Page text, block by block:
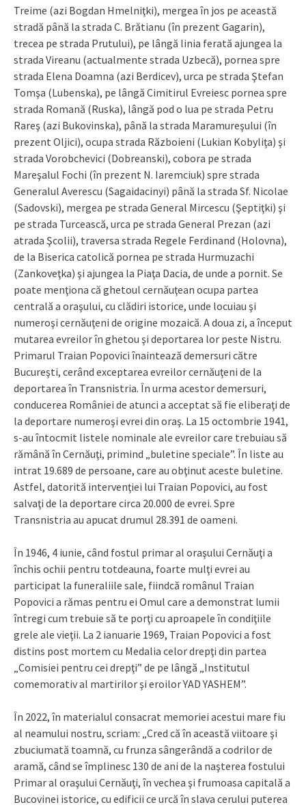
Treime (azi Bogdan Hmelniţki), mergea în jos pe această
stradă până la strada C. Brătianu (în prezent Gagarin),
trecea pe strada Prutului), pe lângă linia ferată ajungea la
strada Vireanu (actualmente strada Uzbecă), pornea spre
strada Elena Doamna (azi Berdicev), urca pe strada Ştefan
Tomşa (Lubenska), pe lângă Cimitirul Evreiesc pornea spre
strada Romană (Ruska), lângă pod o lua pe strada Petru
Rareş (azi Bukovinska), până la strada Maramureşului (în
prezent Oljici), ocupa strada Războieni (Lukian Kobyliţa) şi
strada Vorobchevici (Dobreanski), cobora pe strada
Mareşalul Fochi (în prezent N. Iaremciuk) spre strada
Generalul Averescu (Sagaidacinyi) până la strada Sf. Nicolae
(Sadovski), mergea pe strada General Mircescu (Şeptiţki) şi
pe strada Turcească, urca pe strada General Prezan (azi
atrada Şcolii), traversa strada Regele Ferdinand (Holovna),
de la Biserica catolică pornea pe strada Hurmuzachi
(Zankoveţka) şi ajungea la Piaţa Dacia, de unde a pornit. Se
poate menţiona că ghetoul cernăuţean ocupa partea
centrală a oraşului, cu clădiri istorice, unde locuiau şi
numeroşi cernăuţeni de origine mozaică. A doua zi, a început
mutarea evreilor în ghetou şi deportarea lor peste Nistru.
Primarul Traian Popovici înaintează demersuri către
Bucureşti, cerând exceptarea evreilor cernăuţeni de la
deportarea în Transnistria. În urma acestor demersuri,
conducerea României de atunci a acceptat să fie eliberaţi de
la deportare numeroşi evrei din oraş. La 15 octombrie 1941,
s-au întocmit listele nominale ale evreilor care trebuiau să
rămână în Cernăuţi, primind „buletine speciale”. În liste au
intrat 19.689 de persoane, care au obţinut aceste buletine.
Astfel, datorită intervenţiei lui Traian Popovici, au fost
salvaţi de la deportare circa 20.000 de evrei. Spre
Transnistria au apucat drumul 28.391 de oameni.
În 1946, 4 iunie, când fostul primar al oraşului Cernăuţi a
închis ochii pentru totdeauna, foarte mulţi evrei au
participat la funeraliile sale, fiindcă românul Traian
Popovici a rămas pentru ei Omul care a demonstrat lumii
întregi cum trebuie să te porţi cu aproapele în condiţiile
grele ale vieţii. La 2 ianuarie 1969, Traian Popovici a fost
distins post mortem cu Medalia celor drepţi din partea
„Comisiei pentru cei drepţi” de pe lângă „Institutul
comemorativ al martirilor şi eroilor YAD YASHEM”.
În 2022, în materialul consacrat memoriei acestui mare fiu
al neamului nostru, scriam: „Cred că în această viitoare şi
zbuciumată toamnă, cu frunza sângerândă a codrilor de
aramă, când se împlinesc 130 de ani de la naşterea fostului
Primar al oraşului Cernăuţi, în vechea şi frumoasa capitală a
Bucovinei istorice, cu edificii ce urcă în slava cerului puterea